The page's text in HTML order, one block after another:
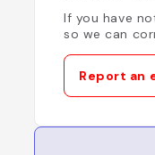
If you have
so we can
Report an